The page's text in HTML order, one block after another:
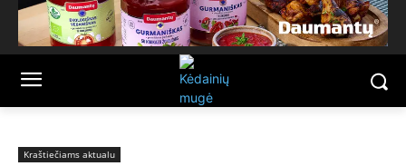
Kraštiečiams aktualu